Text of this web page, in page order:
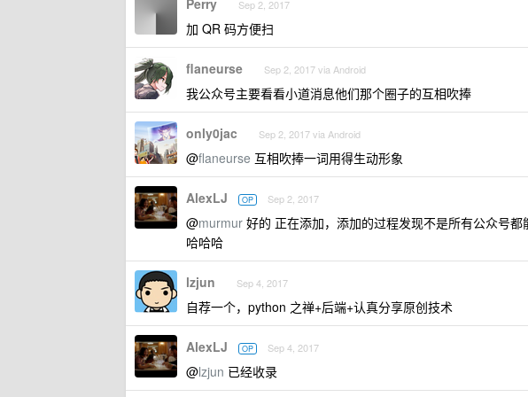
Perry Sep 2, 2017
加 QR 码方便扫
flaneurse Sep 2, 2017 via Android
我公众号主要看看小道消息他们那个圈子的互相吹捧
only0jac Sep 2, 2017 via Android
@flaneurse 互相吹捧一词用得生动形象
AlexLJ OP Sep 2, 2017
@murmur 好的 正在添加，添加的过程发现不是所有公众号
哈哈哈
lzjun Sep 4, 2017
自荐一个，python 之禅+后端+认真分享原创技术
AlexLJ OP Sep 4, 2017
@lzjun 已经收录